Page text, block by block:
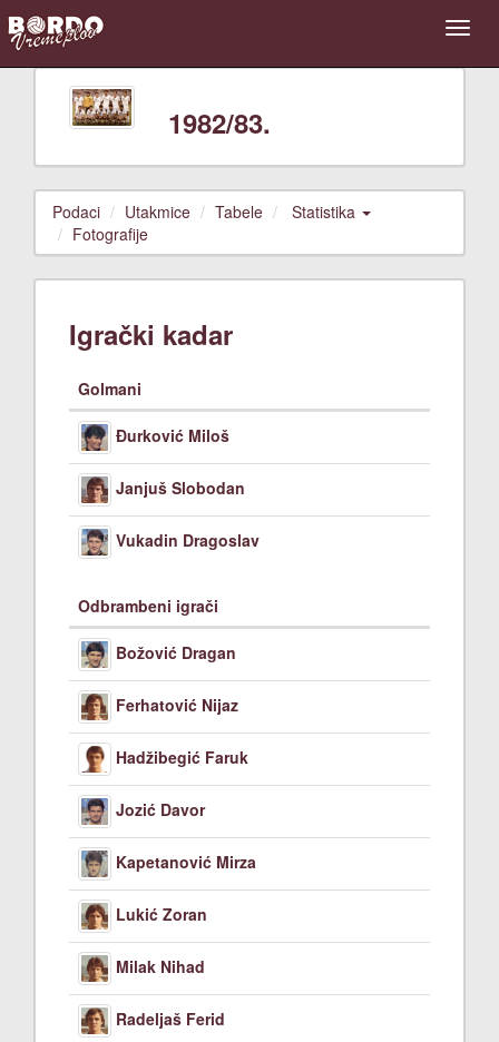
1982/83.
Podaci Utakmice Tabele
Statistika
Fotografije
Igrački kadar
Golmani
Đurković Miloš
Janjuš Slobodan
Vukadin Dragoslav
Odbrambeni igrači
Božović Dragan
Ferhatović Nijaz
Hadžibegić Faruk
Jozić Davor
Kapetanović Mirza
Lukić Zoran
Milak Nihad
Radeljaš Ferid